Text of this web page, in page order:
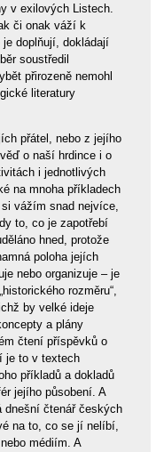
v exilových Listech.
či onak váží k
doplňují, dokládají
soustředil
přirozeně nemohl
literatury
přátel, nebo z jejího
o naší hrdince i o
i jednotlivých
na mnoha příkladech
vážím snad nejvíce,
to, co je zapotřebí
hned, protože
poloha jejích
nebo organizuje – je
rozměru“,
by velké ideje
a plány
čtení příspěvků o
je to v textech
příkladů a dokladů
jejího působení. A
čtenář českých
na to, co se jí nelíbí,
médiím. A